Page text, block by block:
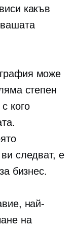
какъв
може
степен
кого
следват, е
бизнес.
най-
на